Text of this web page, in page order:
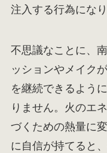
注入する行為になり
不思議なことに、
ッションやメイク
を継続できるよう
りません。火のエ
づくための熱量に
に自信が持てると